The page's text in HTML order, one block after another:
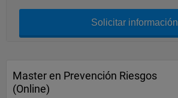
Solicitar información
Master en Prevención Riesgos
(Online)